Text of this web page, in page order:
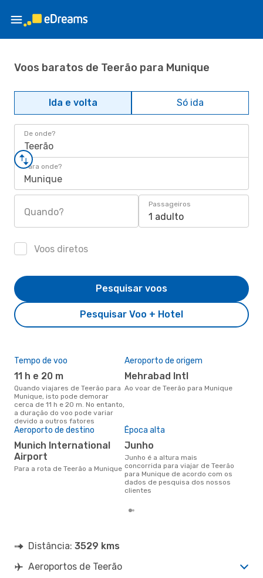
Voos baratos de Teerão para Munique
Ida e volta Só ida
De onde?
Teerão
Para onde?
Munique
Quando?
Passageiros
1 adulto
Voos diretos
Pesquisar Voo + Hotel
Pesquisar voos
Tempo de voo
11 h e 20 m
Quando viajares de Teerão para
Munique, isto pode demorar
cerca de 11 h e 20 m. No entanto,
a duração do voo pode variar
devido a outros fatores
Aeroporto de origem
Mehrabad Intl
Ao voar de Teerão para Munique
Aeroporto de destino
Munich International
Airport
Para a rota de Teerão a Munique
Época alta
junho
junho é a altura mais
concorrida para viajar de Teerão
para Munique de acordo com os
dados de pesquisa dos nossos
clientes
Distância: 3529 kms
Aeroportos de Teerão